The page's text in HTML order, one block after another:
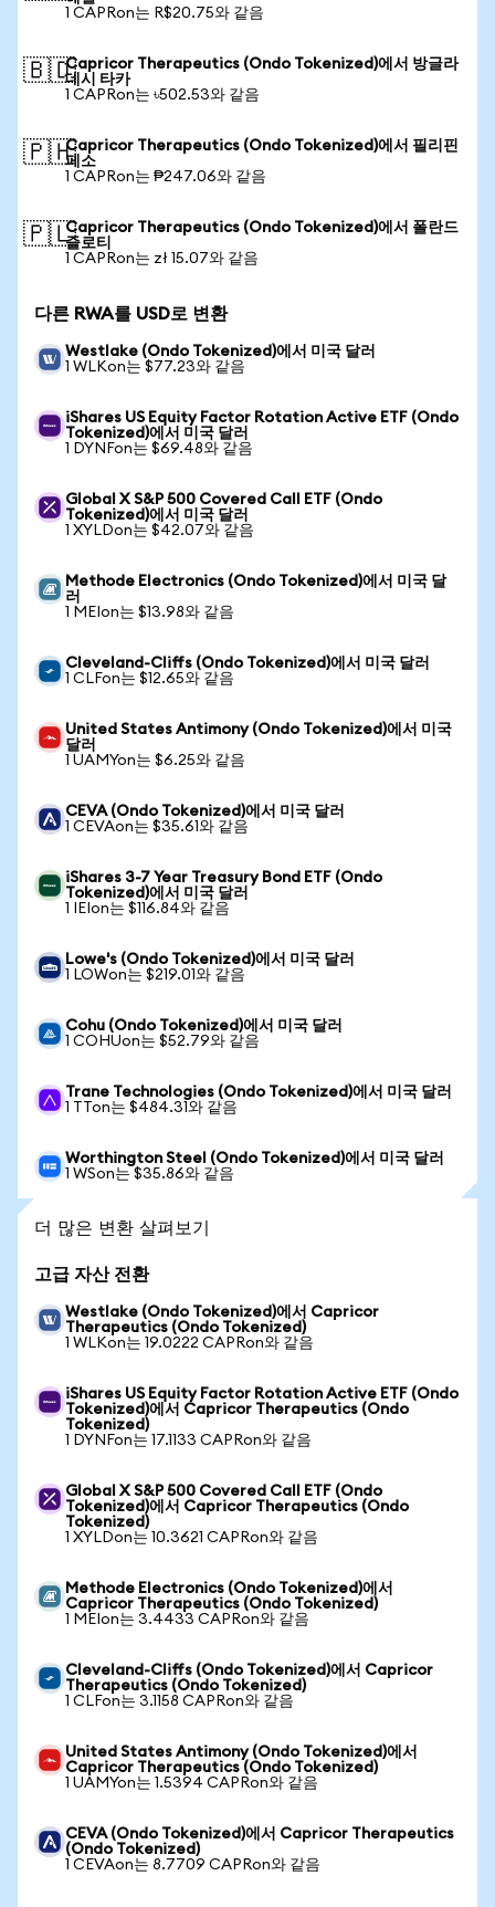
1 CAPRon는 R$20.75와 같음
🇧🇩Capricor Therapeutics (Ondo Tokenized)에서 방글라
데시 타카
1 CAPRon는 ৳502.53와 같음
🇵🇭Capricor Therapeutics (Ondo Tokenized)에서 필리핀
페소
1 CAPRon는 ₱247.06와 같음
🇵🇱Capricor Therapeutics (Ondo Tokenized)에서 폴란드
즐로티
1 CAPRon는 zł 15.07와 같음
다른 RWA를 USD로 변환
Westlake (Ondo Tokenized)에서 미국 달러
1 WLKon는 $77.23와 같음
iShares US Equity Factor Rotation Active ETF (Ondo
Tokenized)에서 미국 달러
1 DYNFon는 $69.48와 같음
Global X S&P 500 Covered Call ETF (Ondo
Tokenized)에서 미국 달러
1 XYLDon는 $42.07와 같음
Methode Electronics (Ondo Tokenized)에서 미국 달
러
1 MEIon는 $13.98와 같음
Cleveland-Cliffs (Ondo Tokenized)에서 미국 달러
1 CLFon는 $12.65와 같음
United States Antimony (Ondo Tokenized)에서 미국
달러
1 UAMYon는 $6.25와 같음
CEVA (Ondo Tokenized)에서 미국 달러
1 CEVAon는 $35.61와 같음
iShares 3-7 Year Treasury Bond ETF (Ondo
Tokenized)에서 미국 달러
1 IEIon는 $116.84와 같음
Lowe's (Ondo Tokenized)에서 미국 달러
1 LOWon는 $219.01와 같음
Cohu (Ondo Tokenized)에서 미국 달러
1 COHUon는 $52.79와 같음
Trane Technologies (Ondo Tokenized)에서 미국 달러
1 TTon는 $484.31와 같음
Worthington Steel (Ondo Tokenized)에서 미국 달러
1 WSon는 $35.86와 같음
더 많은 변환 살펴보기
고급 자산 전환
Westlake (Ondo Tokenized)에서 Capricor
Therapeutics (Ondo Tokenized)
1 WLKon는 19.0222 CAPRon와 같음
iShares US Equity Factor Rotation Active ETF (Ondo
Tokenized)에서 Capricor Therapeutics (Ondo
Tokenized)
1 DYNFon는 17.1133 CAPRon와 같음
Global X S&P 500 Covered Call ETF (Ondo
Tokenized)에서 Capricor Therapeutics (Ondo
Tokenized)
1 XYLDon는 10.3621 CAPRon와 같음
Methode Electronics (Ondo Tokenized)에서
Capricor Therapeutics (Ondo Tokenized)
1 MEIon는 3.4433 CAPRon와 같음
Cleveland-Cliffs (Ondo Tokenized)에서 Capricor
Therapeutics (Ondo Tokenized)
1 CLFon는 3.1158 CAPRon와 같음
United States Antimony (Ondo Tokenized)에서
Capricor Therapeutics (Ondo Tokenized)
1 UAMYon는 1.5394 CAPRon와 같음
CEVA (Ondo Tokenized)에서 Capricor Therapeutics
(Ondo Tokenized)
1 CEVAon는 8.7709 CAPRon와 같음